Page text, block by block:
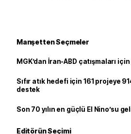
Manşetten Seçmeler
MGK’dan İran-ABD çatışmaları
Sıfır atık hedefi için 161 projeye
destek
Son 70 yılın en güçlü El Nino’su
Editörün Seçimi